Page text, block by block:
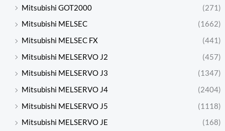
Mitsubishi GOT2000
(271)
Mitsubishi MELSEC
(1662)
Mitsubishi MELSEC FX
(441)
Mitsubishi MELSERVO J2
(457)
Mitsubishi MELSERVO J3
(1347)
Mitsubishi MELSERVO J4
(2404)
Mitsubishi MELSERVO J5
(1118)
Mitsubishi MELSERVO JE
(168)